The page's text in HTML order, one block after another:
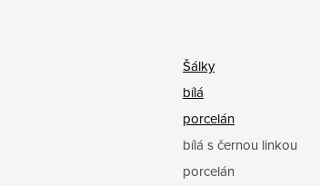
Šálky
bílá
porcelán
bílá s černou linkou
porcelán